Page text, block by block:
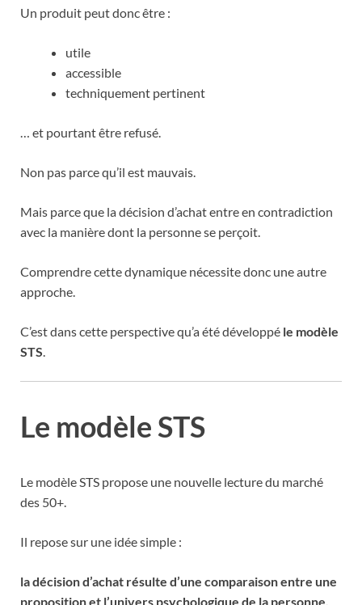
Un produit peut donc être :
utile
accessible
techniquement pertinent
… et pourtant être refusé.
Non pas parce qu’il est mauvais.
Mais parce que la décision d’achat entre en contradiction
avec la manière dont la personne se perçoit.
Comprendre cette dynamique nécessite donc une autre
approche.
C’est dans cette perspective qu’a été développé le modèle
STS.
Le modèle STS
Le modèle STS propose une nouvelle lecture du marché
des 50+.
Il repose sur une idée simple :
la décision d’achat résulte d’une comparaison entre une
proposition et l’univers psychologique de la personne.